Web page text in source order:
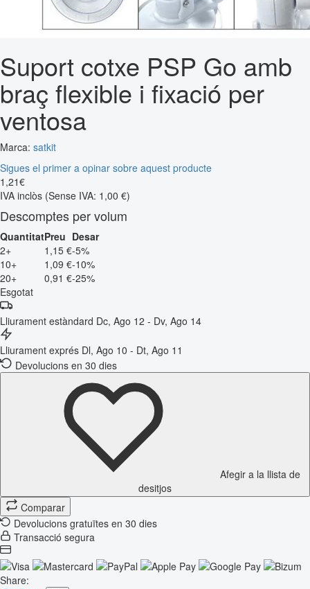
Suport cotxe PSP Go amb
braç flexible i fixació per
ventosa
Marca: satkit
Sigues el primer a opinar sobre aquest producte
1 ,21€
IVA inclòs (Sense IVA: 1,00 €)
Descomptes per volum
QuantitatPreu Desar
2+
1,15 €-5%
10+
1,09 €-10%
20+
0,91 €-25%
Esgotat
Lliurament estàndard Dc, Ago 12 - Dv, Ago 14
Lliurament exprés Dl, Ago 10 - Dt, Ago 11
Devolucions en 30 dies
Afegir a la llista de
desitjos
Comparar
Devolucions gratuïtes en 30 dies
Transacció segura
Share: